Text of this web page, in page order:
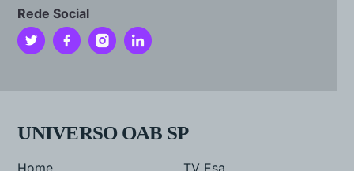
Rede Social
UNIVERSO OAB SP
Home
TV Esa